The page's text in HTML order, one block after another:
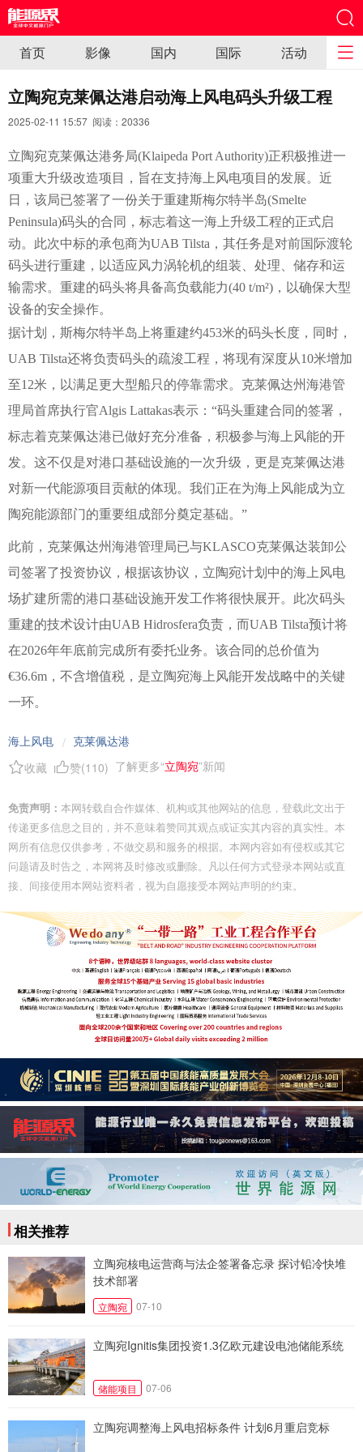
首页 影像 国内 国际 活动
立陶宛克莱佩达港启动海上风电码头升级工程
2025-02-11 15:57 阅读： 20336
立陶宛克莱佩达港务局(Klaipeda Port Authority)正积极推进一
项重大升级改造项目，旨在支持海上风电项目的发展。近
日，该局已签署了一份关于重建斯梅尔特半岛(Smelte
Peninsula)码头的合同，标志着这一海上升级工程的正式启
动。此次中标的承包商为UAB Tilsta，其任务是对前国际渡轮
码头进行重建，以适应风力涡轮机的组装、处理、储存和运
输需求。重建的码头将具备高负载能力(40 t/m²)，以确保大型
设备的安全操作。
据计划，斯梅尔特半岛上将重建约453米的码头长度，同时，
UAB Tilsta还将负责码头的疏浚工程，将现有深度从10米增加
至12米，以满足更大型船只的停靠需求。克莱佩达州海港管
理局首席执行官Algis Lattakas表示：“码头重建合同的签署，
标志着克莱佩达港已做好充分准备，积极参与海上风能的开
发。这不仅是对港口基础设施的一次升级，更是克莱佩达港
对新一代能源项目贡献的体现。我们正在为海上风能成为立
陶宛能源部门的重要组成部分奠定基础。”
此前，克莱佩达州海港管理局已与KLASCO克莱佩达装卸公
司签署了投资协议，根据该协议，立陶宛计划中的海上风电
场扩建所需的港口基础设施开发工作将很快展开。此次码头
重建的技术设计由UAB Hidrosfera负责，而UAB Tilsta预计将
在2026年年底前完成所有委托业务。该合同的总价值为
€36.6m，不含增值税，是立陶宛海上风能开发战略中的关键
一环。
海上风电 / 克莱佩达港
收藏
赞(110) 了解更多“立陶宛”新闻
免责声明： 本网转载自合作媒体、机构或其他网站的信息，登载此文出于
传递更多信息之目的，并不意味着赞同其观点或证实其内容的真实性。本
网所有信息仅供参考，不做交易和服务的根据。本网内容如有侵权或其它
问题请及时告之，本网将及时修改或删除。凡以任何方式登录本网站或直
接、间接使用本网站资料者，视为自愿接受本网站声明的约束。
相关推荐
立陶宛核电运营商与法企签署备忘录 探讨铅冷快堆
技术部署
立陶宛 07-10
立陶宛Ignitis集团投资1.3亿欧元建设电池储能系统
储能项目 07-06
立陶宛调整海上风电招标条件 计划6月重启竞标